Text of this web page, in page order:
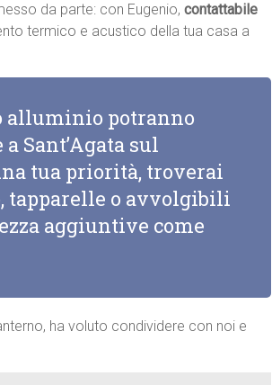
da parte: con Eugenio, contattabile
termico e acustico della tua casa a
alluminio potranno
Sant’Agata sul
tua priorità, troverai
tapparelle o avvolgibili
aggiuntive come
ha voluto condividere con noi e